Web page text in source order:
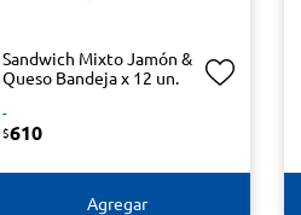
Sandwich Mixto Jamón &
Queso Bandeja x 12 un.
-
$610
Agregar